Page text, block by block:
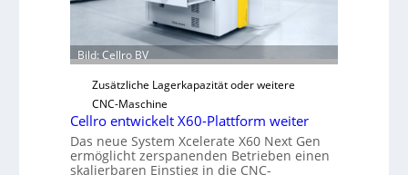
e
r
Ü
b
e
r
l
a
s
Bild: Cellro BV
Zusätzliche Lagerkapazität oder weitere
CNC-Maschine
Cellro entwickelt X60-Plattform weiter
Das neue System Xcelerate X60 Next Gen
ermöglicht zerspanenden Betrieben einen
skalierbaren Einstieg in die CNC-